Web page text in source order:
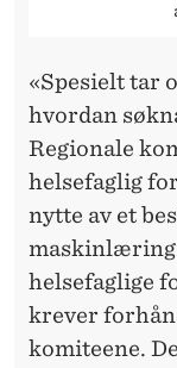
«Spesielt tar
hvordan
Regionale
helsefaglig
nytte av et
helsefaglige
krever
komiteene.